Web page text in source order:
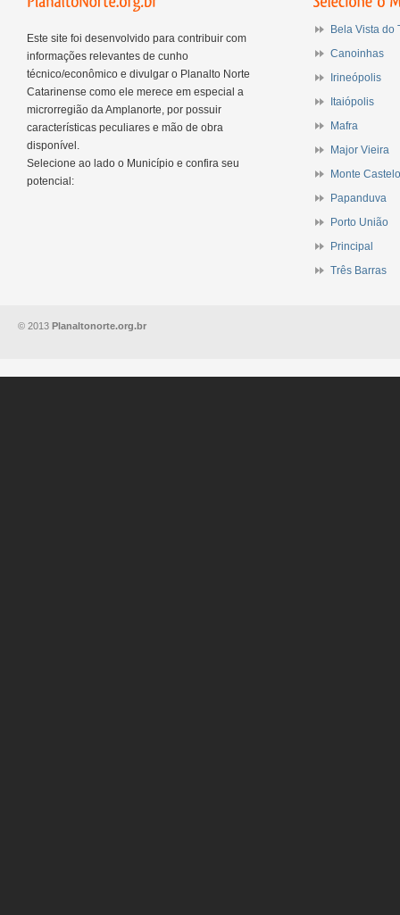
Este site foi desenvolvido para contribuir com
informações relevantes de cunho
técnico/econômico e divulgar o Planalto Norte
Catarinense como ele merece em especial a
microrregião da Amplanorte, por possuir
características peculiares e mão de obra
disponível.
Selecione ao lado o Município e confira seu
potencial:
Bela Vista do
Canoinhas
Irineópolis
Itaiópolis
Mafra
Major Vieira
Monte Castelo
Papanduva
Porto União
Principal
Três Barras
© 2013 Planaltonorte.org.br